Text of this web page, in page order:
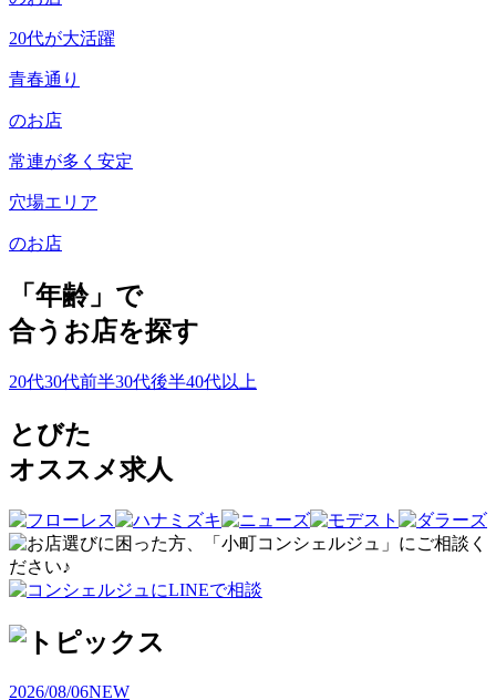
20代が大活躍
青春通り
のお店
常連が多く安定
穴場エリア
のお店
「年齢」で
合うお店を探す
20代30代前半30代後半40代以上
とびた
オススメ求人
2026/08/06NEW